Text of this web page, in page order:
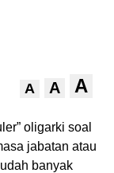
A A A
oligarki soal
jabatan atau
banyak